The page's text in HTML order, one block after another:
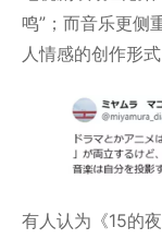
鸣”；而音乐更侧
人情感的创作形
有人认为《15的